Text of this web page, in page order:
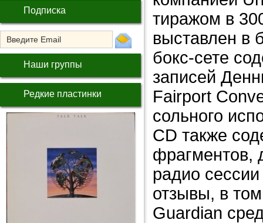
Подписка
Наши группы
Редкие пластинки
тиражом в
выставлен в
бокс-сете
записей
Fairport
сольного
CD также
фрагментов,
радио
отзывы, в
Guardian